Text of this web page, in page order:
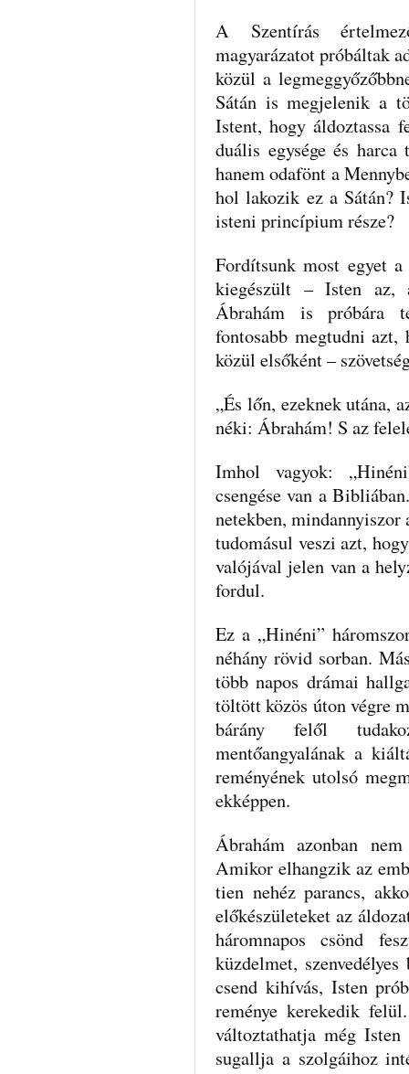
A Szentírás
magyarázatot próbáltak
közül a
Sátán is megjelenik a
Istent, hogy áldoztassa
duális egysége és
hanem odafönt a
hol lakozik ez a Sátán?
is­teni princípium része?
Fordítsunk most egyet
kiegészült – Is­ten az,
Ábrahám is próbára
fontosabb meg­tudni
közül elsőként –
„És lőn, ezeknek utána,
néki: Ábra­hám! S az
Imhol vagyok:
csengése van a
netekben,
tudomásul veszi azt,
valójával jelen van a
fordul.
Ez a „Hinéni”
néhány rövid sor­ban.
több napos drámai
töltött közös úton végre
bárány felől
mentőangyalának a
reményének utolsó
ekképpen.
Ábrahám azonban
Amikor elhangzik az
tien nehéz parancs,
előkészületeket az
háromnapos csönd
küzdelmet,
csend kihívás, Isten
reménye kerekedik
változtathatja még Isten
sugallja a szolgáihoz